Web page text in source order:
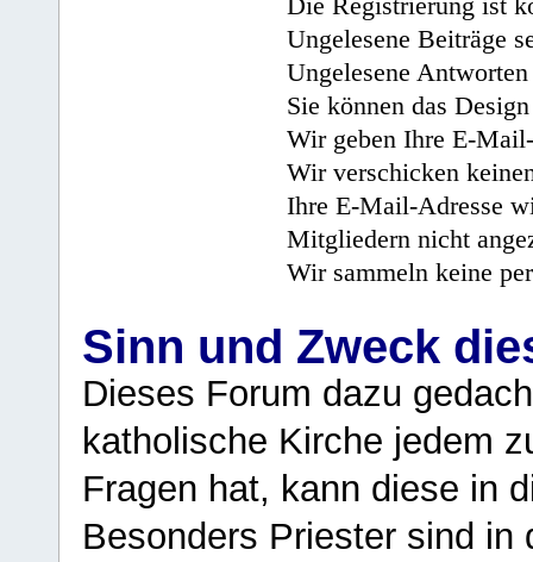
Die Registrierung ist
Ungelesene Beiträge
Ungelesene
Sie können das
Wir geben Ihre E-
Wir verschicken
Ihre E-Mail-Adresse
Mitgliedern nicht
Wir sammeln keine
Sinn und Zweck
Dieses Forum dazu
katholische Kirche jedem
Fragen hat, kann diese in
Besonders Priester sind in